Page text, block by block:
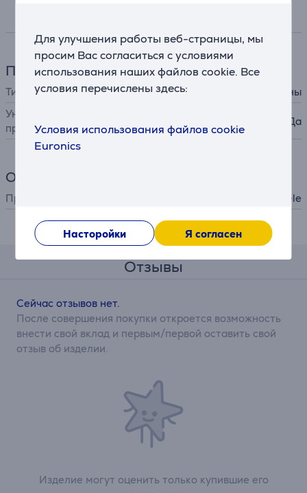
Для улучшения работы веб-страницы, мы
просим Вас согласиться с условиями
использования наших файлов cookie. Все
условия перечислены здесь:
Условия использования файлов cookie
Euronics
Насторойки Я согласен
Принадлежности
Тип принадлежности
для посудомоечной машины
Универсальная
принадлежность
Да
Общий параметр
Производитель Miele
Описание
Отзывы
Изделие могут оценить только купившие его
Сейчас отзывов нет.
После совершения покупки откроется возможность
внести свой вклад и первым/первой оставить свой
отзыв об изделии.